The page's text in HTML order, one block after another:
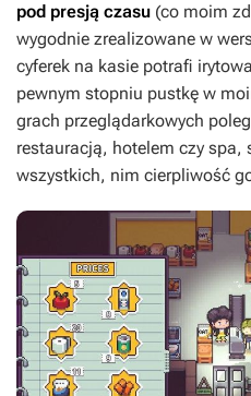
pod presją czasu (co moim
wygodnie zrealizowane w
cyferek na kasie potrafi
pewnym stopniu pustkę w
grach przeglądarkowych
restauracją, hotelem czy spa,
wszystkich, nim cierpliwość